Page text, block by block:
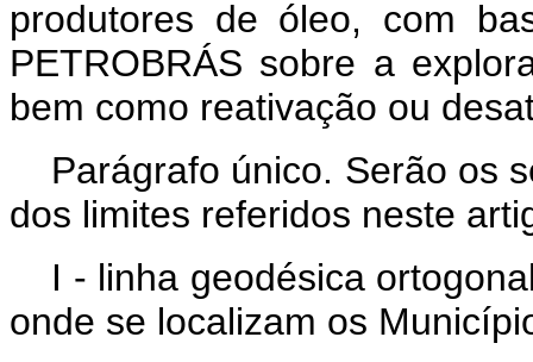
produtores de óleo, com
PETROBRÁS sobre a
bem como reativação ou
Parágrafo único. Serão os
dos limites referidos neste
I - linha geodésica
onde se localizam os